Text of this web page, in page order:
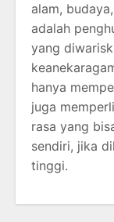
alam,
adalah
yang
hanya
juga
rasa yang
sendiri, jika
tinggi.